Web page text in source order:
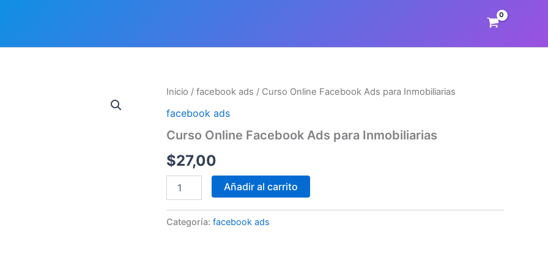
Inicio / facebook ads / Curso Online Facebook Ads para Inmobiliarias
facebook ads
Curso Online Facebook Ads para Inmobiliarias
$27,00
Curso
Facebook
para
cantidad
Añadir al carrito
Categoría: facebook ads